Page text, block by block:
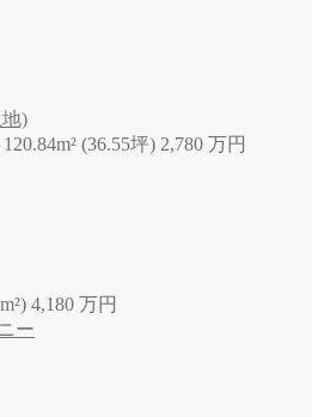
)
(36.55坪) 2,780 万円
4,180 万円
ー